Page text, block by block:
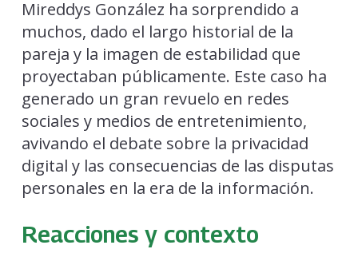
Mireddys González ha sorprendido a
muchos, dado el largo historial de la
pareja y la imagen de estabilidad que
proyectaban públicamente. Este caso ha
generado un gran revuelo en redes
sociales y medios de entretenimiento,
avivando el debate sobre la privacidad
digital y las consecuencias de las disputas
personales en la era de la información.
Reacciones y contexto